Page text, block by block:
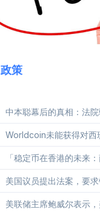
政策
中本聪幕后的真相：法院
Worldcoin未能获得对西
「稳定币在香港的未来
美国议员提出法案，要
美联储主席鲍威尔表示